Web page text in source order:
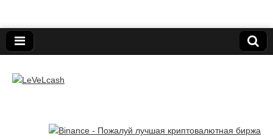
LeVeLcash